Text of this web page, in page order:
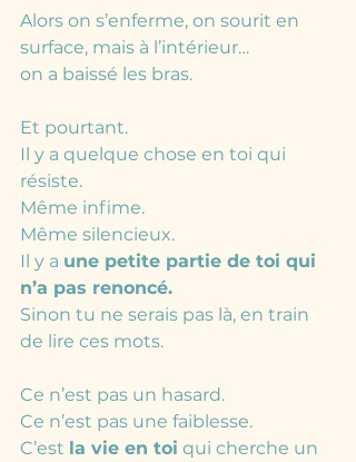
Alors on s’enferme, on sourit en
surface, mais à l’intérieur…
on a baissé les bras.
Et pourtant.
Il y a quelque chose en toi qui
résiste.
Même infime.
Même silencieux.
Il y a une petite partie de toi qui
n’a pas renoncé.
Sinon tu ne serais pas là, en train
de lire ces mots.
Ce n’est pas un hasard.
Ce n’est pas une faiblesse.
C’est la vie en toi qui cherche un